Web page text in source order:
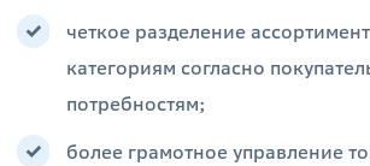
четкое разделение
категориям согласно
потребностям;
более грамотное управление